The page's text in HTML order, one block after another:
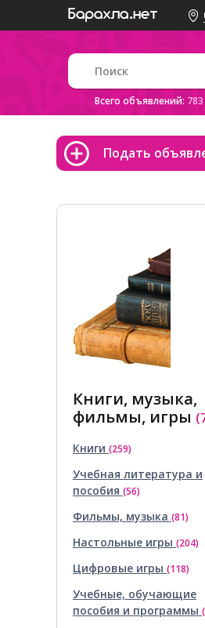
Всего объявлений: 783
Подать
Книги, музыка,
фильмы, игры
Книги (259)
Учебная литература и
пособия (56)
Фильмы, музыка (81)
Настольные игры (204)
Цифровые игры (118)
Учебные, обучающие
пособия и программы